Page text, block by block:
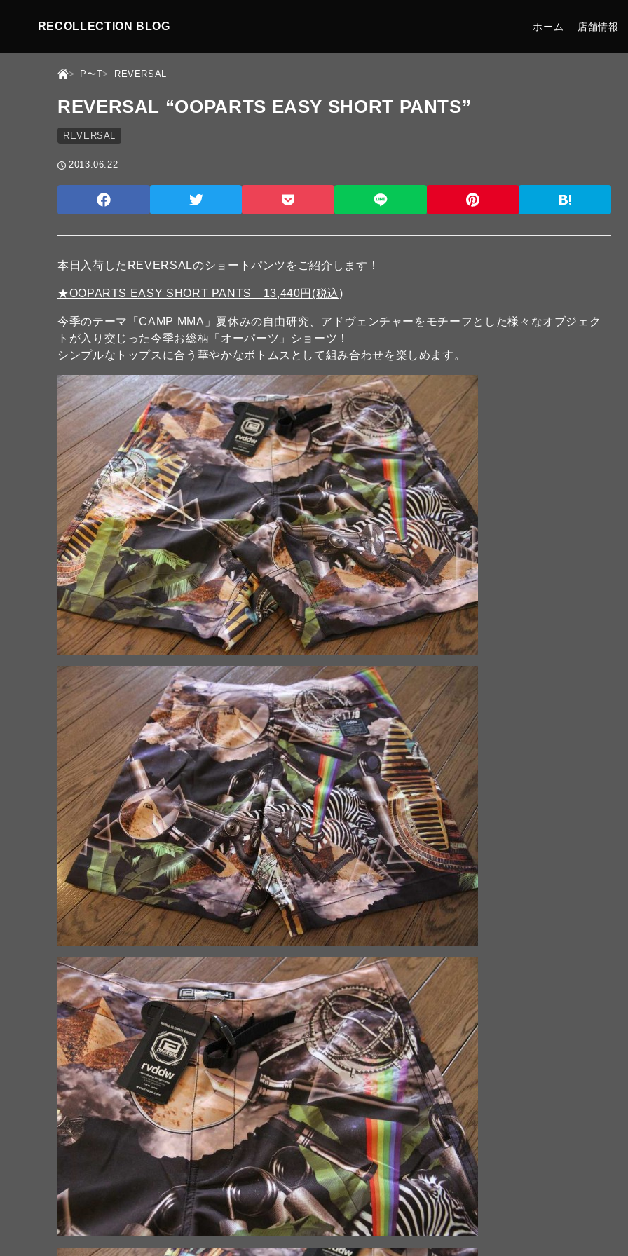
RECOLLECTION BLOG ホーム 店舗情報
P〜T REVERSAL
REVERSAL “OOPARTS EASY SHORT PANTS”
REVERSAL
2013.06.22
本日入荷したREVERSALのショートパンツをご紹介します！
★OOPARTS EASY SHORT PANTS 13,440円(税込)
今季のテーマ「CAMP MMA」夏休みの自由研究、アドヴェンチャーをモチーフとした様々なオブジェク
トが入り交じった今季お総柄「オーパーツ」ショーツ！
シンプルなトップスに合う華やかなボトムスとして組み合わせを楽しめます。